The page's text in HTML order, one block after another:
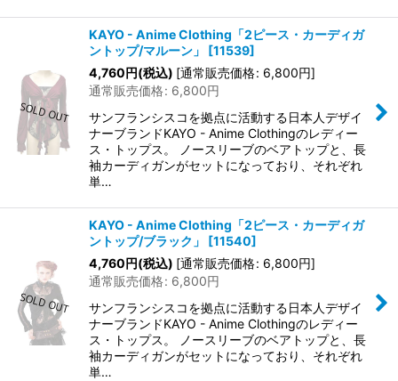
KAYO - Anime Clothing「2ピース・カーディガ
ントップ/マルーン」
[11539]
4,760円(税込) [通常販売価格: 6,800円]
通常販売価格: 6,800円
サンフランシスコを拠点に活動する日本人デザイ
ナーブランドKAYO - Anime Clothingのレディー
ス・トップス。 ノースリーブのベアトップと、長
袖カーディガンがセットになっており、それぞれ
単…
KAYO - Anime Clothing「2ピース・カーディガ
ントップ/ブラック」
[11540]
4,760円(税込) [通常販売価格: 6,800円]
通常販売価格: 6,800円
サンフランシスコを拠点に活動する日本人デザイ
ナーブランドKAYO - Anime Clothingのレディー
ス・トップス。 ノースリーブのベアトップと、長
袖カーディガンがセットになっており、それぞれ
単…